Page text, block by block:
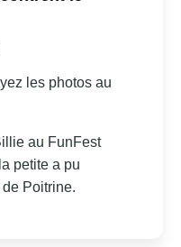
les photos au
au FunFest
petite a pu
Poitrine.